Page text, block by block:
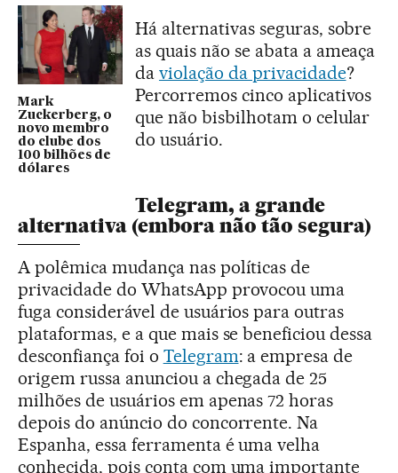
Mark
Zuckerberg, o
novo membro
do clube dos
100 bilhões de
dólares
Há alternativas seguras, sobre
as quais não se abata a ameaça
da violação da privacidade?
Percorremos cinco aplicativos
que não bisbilhotam o celular
do usuário.
Telegram, a grande
alternativa (embora não tão segura)
A polêmica mudança nas políticas de
privacidade do WhatsApp provocou uma
fuga considerável de usuários para outras
plataformas, e a que mais se beneficiou dessa
desconfiança foi o Telegram: a empresa de
origem russa anunciou a chegada de 25
milhões de usuários em apenas 72 horas
depois do anúncio do concorrente. Na
Espanha, essa ferramenta é uma velha
conhecida, pois conta com uma importante